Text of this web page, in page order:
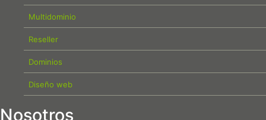
Multidominio
Reseller
Dominios
Diseño web
Nosotros